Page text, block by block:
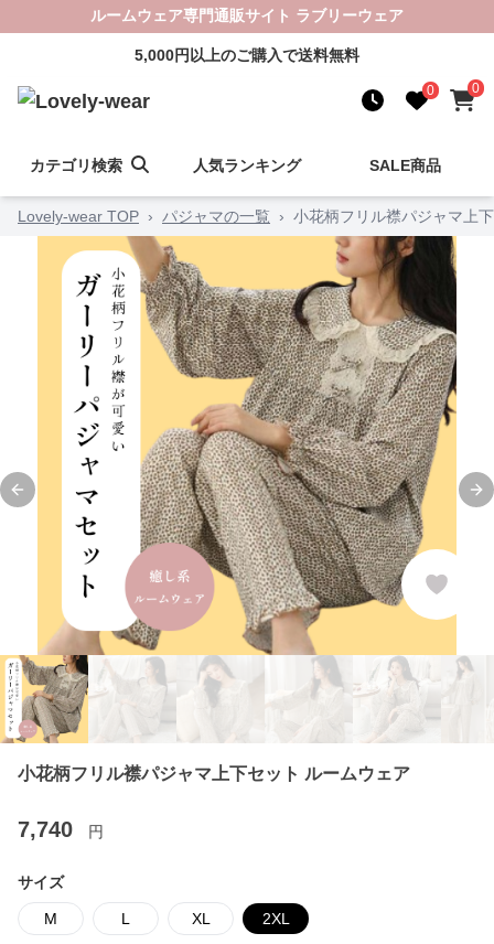
ルームウェア専門通販サイト ラブリーウェア
5,000円以上のご購入で送料無料
0 0
カテゴリ検索 人気ランキング SALE商品
Lovely-wear TOP › パジャマの一覧 › 小花柄フリル襟パジャマ上
Previous slide
小花柄フリル襟パジャマ上下セット ルームウェア
7,740 円
サイズ
M L XL 2XL